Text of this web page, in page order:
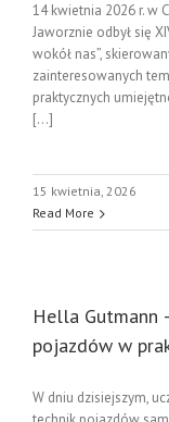
14 kwietnia 2026 r. w
Jaworznie odbył się
wokół nas”,
zainteresowanych
praktycznych
[...]
15 kwietnia, 2026
Read More
Hella Gutmann
pojazdów w
W dniu dzisiejszym,